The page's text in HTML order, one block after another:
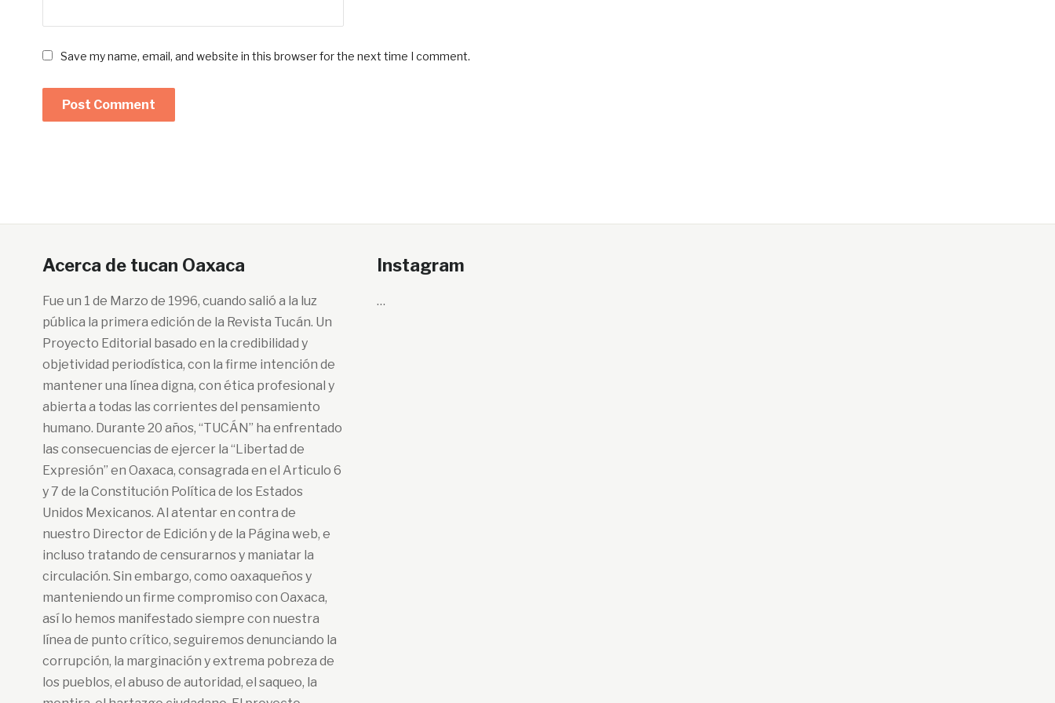
Save my name, email, and website in this browser for the next time I comment.
Acerca de tucan Oaxaca
Fue un 1 de Marzo de 1996, cuando salió a la luz
pública la primera edición de la Revista Tucán. Un
Proyecto Editorial basado en la credibilidad y
objetividad periodística, con la firme intención de
mantener una línea digna, con ética profesional y
abierta a todas las corrientes del pensamiento
humano. Durante 20 años, “TUCÁN” ha enfrentado
las consecuencias de ejercer la “Libertad de
Expresión” en Oaxaca, consagrada en el Articulo 6
y 7 de la Constitución Política de los Estados
Unidos Mexicanos. Al atentar en contra de
nuestro Director de Edición y de la Página web, e
incluso tratando de censurarnos y maniatar la
circulación. Sin embargo, como oaxaqueños y
manteniendo un firme compromiso con Oaxaca,
así lo hemos manifestado siempre con nuestra
línea de punto crítico, seguiremos denunciando la
corrupción, la marginación y extrema pobreza de
los pueblos, el abuso de autoridad, el saqueo, la
Instagram
…